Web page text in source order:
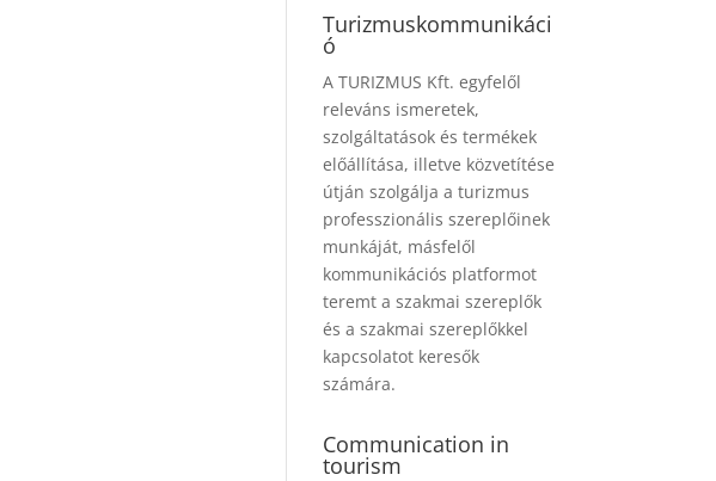
Turizmuskommunikáci
ó
A TURIZMUS Kft. egyfelől
releváns ismeretek,
szolgáltatások és termékek
előállítása, illetve közvetítése
útján szolgálja a turizmus
professzionális szereplőinek
munkáját, másfelől
kommunikációs platformot
teremt a szakmai szereplők
és a szakmai szereplőkkel
kapcsolatot keresők
számára.
Communication in
tourism